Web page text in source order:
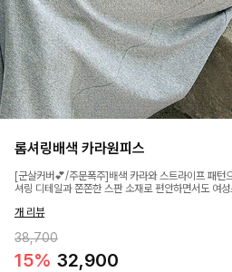
롬셔링배색 카라원피스
[군살커버💕/주문폭주]배색 카라와 스트라이프 패턴
셔링 디테일과 쫀쫀한 스판 소재로 편안하면서도 여
개 리뷰
38,700
15% 32,900